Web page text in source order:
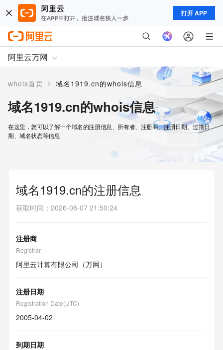
打开 APP
阿里云万网
whois首页 > 域名1919.cn的whois信息
域名1919.cn的whois信息
在这里，您可以了解一个域名的注册信息、所有者、注册商、注册日期、过期日
期、域名状态等信息
域名1919.cn的注册信息
获取时间 ： 2026-08-07 21:50:24
注册商
Registrar
阿里云计算有限公司（万网）
注册日期
Registration Date(UTC)
2005-04-02
到期日期